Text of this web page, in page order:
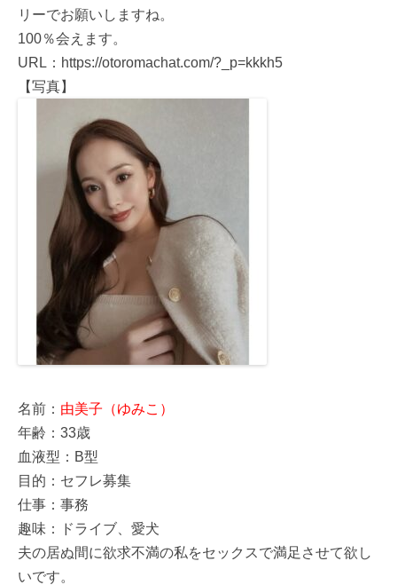
リーでお願いしますね。
100％会えます。
URL：https://otoromachat.com/?_p=kkkh5
【写真】
名前： 由美子（ゆみこ）
年齢：33歳
血液型：B型
目的：セフレ募集
仕事：事務
趣味：ドライブ、愛犬
夫の居ぬ間に欲求不満の私をセックスで満足させて欲し
いです。